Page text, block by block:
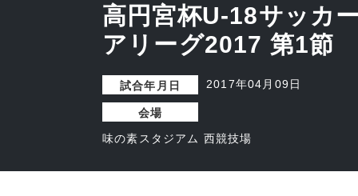
高円宮杯U-18サッカ
アリーグ2017 第1節
試合年月日 2017年04月09日
会場
味の素スタジアム 西競技場